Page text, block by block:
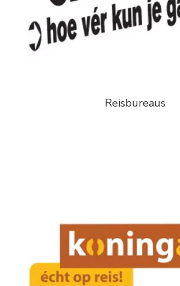
Reisbureaus